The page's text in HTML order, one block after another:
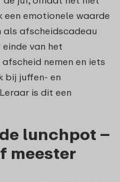
emotionele waarde
als afscheidscadeau
van het
nemen en iets
bij juffen- en
is dit een
lunchpot –
meester